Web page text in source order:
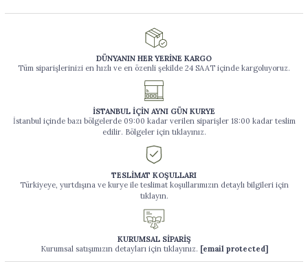
DÜNYANIN HER YERİNE KARGO
Tüm siparişlerinizi en hızlı ve en özenli şekilde 24 SAAT içinde kargoluyoruz.
İSTANBUL İÇİN AYNI GÜN KURYE
İstanbul içinde bazı bölgelerde 09:00 kadar verilen siparişler 18:00 kadar teslim
edilir. Bölgeler için tıklayınız.
TESLİMAT KOŞULLARI
Türkiyeye, yurtdışına ve kurye ile teslimat koşullarımızın detaylı bilgileri için
tıklayın.
KURUMSAL SİPARİŞ
Kurumsal satışımızın detayları için tıklayınız. [email protected]